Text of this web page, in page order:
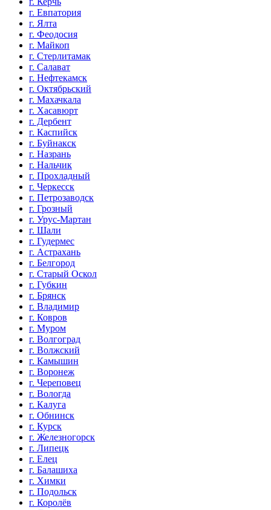
г. Евпатория
г. Ялта
г. Феодосия
г. Майкоп
г. Стерлитамак
г. Салават
г. Нефтекамск
г. Октябрьский
г. Махачкала
г. Хасавюрт
г. Дербент
г. Каспийск
г. Буйнакск
г. Назрань
г. Нальчик
г. Прохладный
г. Черкесск
г. Петрозаводск
г. Грозный
г. Урус-Мартан
г. Шали
г. Гудермес
г. Астрахань
г. Белгород
г. Старый Оскол
г. Губкин
г. Брянск
г. Владимир
г. Ковров
г. Муром
г. Волгоград
г. Волжский
г. Камышин
г. Воронеж
г. Череповец
г. Вологда
г. Калуга
г. Обнинск
г. Курск
г. Железногорск
г. Липецк
г. Елец
г. Балашиха
г. Химки
г. Подольск
г. Королёв